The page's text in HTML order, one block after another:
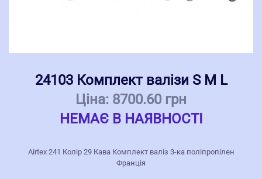
24103 Комплект валізи S M L
Ціна: 8700.60 грн
НЕМАЄ В НАЯВНОСТІ
Airtex 241 Колір 29 Кава Комплект валіз 3-ка поліпропілен
Франція